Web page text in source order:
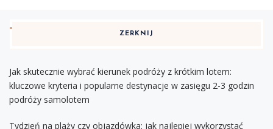
ZERKNIJ
Jak skutecznie wybrać kierunek podróży z krótkim lotem:
kluczowe kryteria i popularne destynacje w zasięgu 2-3 godzin
podróży samolotem
Tydzień na plaży czy objazdówka: jak najlepiej wykorzystać